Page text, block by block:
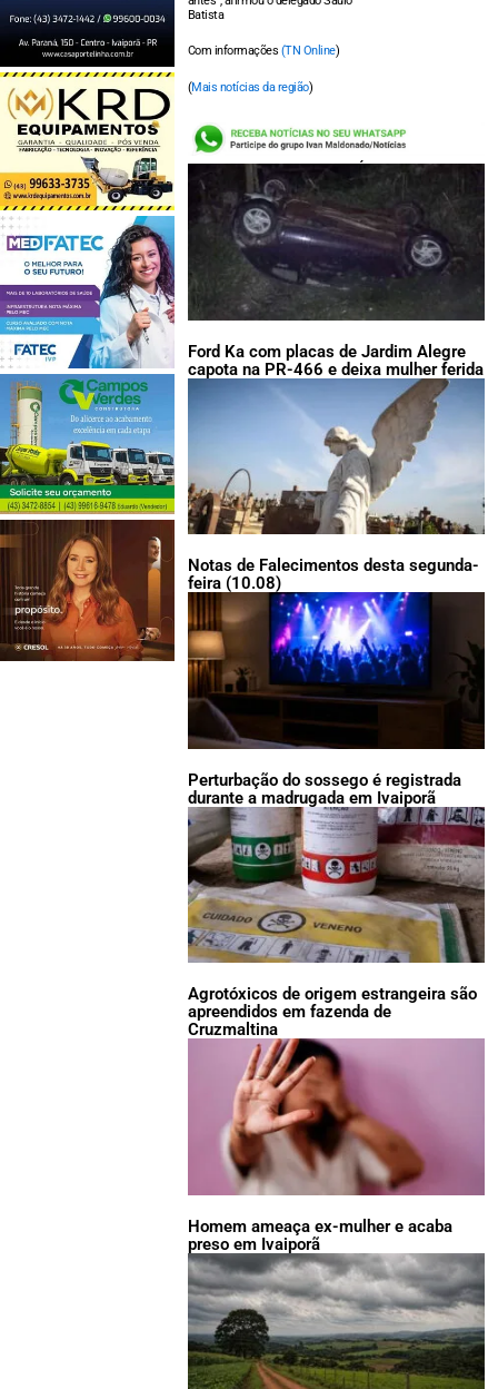
Batista
Com informações (TN Online)
(Mais notícias da região)
LEIA TAMBÉM:
Ford Ka com placas de Jardim Alegre
capota na PR-466 e deixa mulher ferida
Notas de Falecimentos desta segunda-
feira (10.08)
Perturbação do sossego é registrada
durante a madrugada em Ivaiporã
Agrotóxicos de origem estrangeira são
apreendidos em fazenda de
Cruzmaltina
Homem ameaça ex-mulher e acaba
preso em Ivaiporã